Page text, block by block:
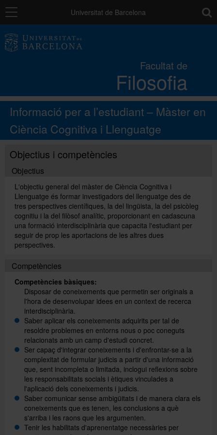
Navegació Universitat de Barcelona
Facultat de
Filosofia
Estudis
Recerca i innovació
Relacions externes
Español
Informació per a l’estudiant – Màster en
Ciència Cognitiva i Llenguatge
Objectius i competències
Objectius
L'objectiu general del màster de Ciència Cognitiva i
Llenguatge és formar investigadors del llenguatge des de
tres perspectives científiques, la del lingüista, la del psicòleg
cognitiu i la del filòsof analític, proporcionant en cadascuna
una formació interdisciplinària que capacita l'estudiant per
seguir de prop les aportacions de les altres dues
perspectives.
Competències
Competències bàsiques:
Disposar de coneixements que permetin ser originals a
l'hora de desenvolupar idees en un context de recerca
interdisciplinària.
Saber aplicar els coneixements adquirits per tal de
resoldre problemes en entorns nous o poc coneguts
relacionats amb un camp d'estudi concret.
Ser capaç d'integrar coneixements i d'enfrontar-se a la
complexitat de formular judicis a partir d'una informació
que, sent incompleta o limitada, inclogui reflexions sobre
les responsabilitats socials i ètiques vinculades a
l'aplicació dels coneixements i judicis.
Saber comunicar sense ambigüitats i de manera clara els
coneixements que es tenen, les conclusions a què
s'arriba i les raons que les argumenten.
Tenir les habilitats d'aprenentatge necessàries per